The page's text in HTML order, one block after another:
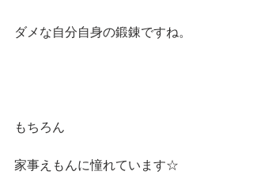
ダメな自分自身の鍛錬ですね。
もちろん
家事えもんに憧れています☆